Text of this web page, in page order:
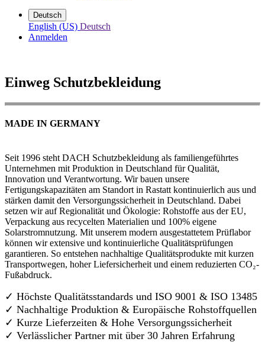
Deutsch
English (US) Deutsch
Anmelden
Einweg Schutzbekleidung
MADE IN GERMANY
Seit 1996 steht DACH Schutzbekleidung als familiengeführtes
Unternehmen mit Produktion in Deutschland für Qualität,
Innovation und Verantwortung. Wir bauen unsere
Fertigungskapazitäten am Standort in Rastatt kontinuierlich aus und
stärken damit den Versorgungssicherheit in Deutschland. Dabei
setzen wir auf Regionalität und Ökologie: Rohstoffe aus der EU,
Verpackung aus recycelten Materialien und 100% eigene
Solarstromnutzung. Mit unserem modern ausgestattetem Prüflabor
können wir extensive und kontinuierliche Qualitätsprüfungen
garantieren. So entstehen nachhaltige Qualitätsprodukte mit kurzen
Transportwegen, hoher Liefersicherheit und einem reduzierten CO₂-
Fußabdruck.
✓ Höchste Qualitätsstandards und ISO 9001 & ISO 13485
✓ Nachhaltige Produktion & Europäische Rohstoffquellen
✓ Kurze Lieferzeiten & Hohe Versorgungssicherheit
✓ Verlässlicher Partner mit über 30 Jahren Erfahrung